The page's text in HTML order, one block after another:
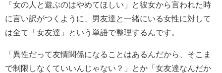
「女の人と遊ぶのはやめてほしい」と彼女から言われた時
に言い訳がつくように、男友達と一緒にいる女性に対して
は全て「女友達」という単語で整理するんです。
「異性だって友情関係になることはあるんだから、そこま
で制限しなくていいんじゃない？」とか「女友達なんだか